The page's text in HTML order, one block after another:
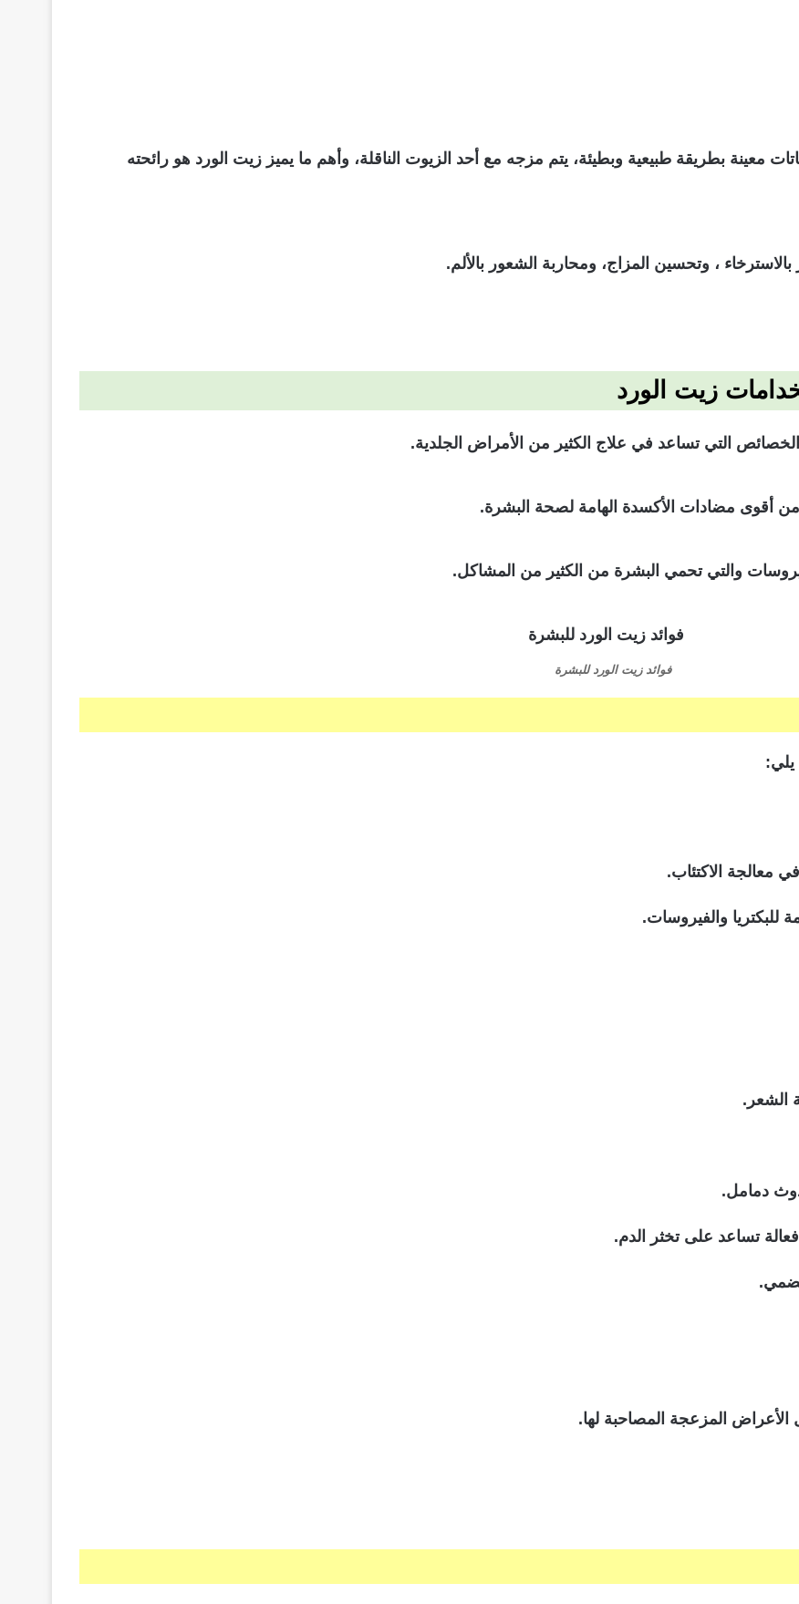
معينة بطريقة طبيعية وبطيئة، يتم مزجه مع أحد الزيوت الناقلة، وأهم ما يميز زيت الورد هو رائحته
، وتحسين المزاج، ومحاربة الشعور بالألم.
زيت الورد
التي تساعد في علاج الكثير من الأمراض الجلدية.
أقوى مضادات الأكسدة الهامة لصحة البشرة.
والتي تحمي البشرة من الكثير من المشاكل.
فوائد زيت الورد للبشرة
يلي:
معالجة الاكتئاب.
والفيروسات.
الشعر.
دمامل.
تساعد على تخثر الدم.
الأعراض المزعجة المصاحبة لها.